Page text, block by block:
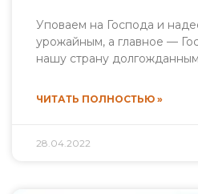
Уповаем на Господа и
урожайным, а главное —
нашу страну
ЧИТАТЬ ПОЛНОСТЬЮ »
28.04.2022